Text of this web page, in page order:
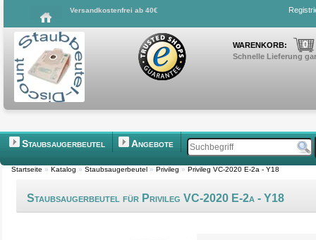
Versandkostenfrei ab 40€
WARENKORB: 0
Schnelle Lieferung
Staubsaugerbeutel Angebote
Startseite » Katalog » Staubsaugerbeutel » Privileg » Privileg VC-2020 E-2a - Y18
Staubsaugerbeutel für Privileg VC-2020 E-2a - Y18